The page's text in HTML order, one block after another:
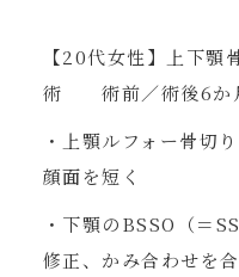
【20代女性】上下顎
術 術前／術後6か
・上顎ルフォー骨切
顔面を短く
・下顎のBSSO（＝
修正、かみ合わせを